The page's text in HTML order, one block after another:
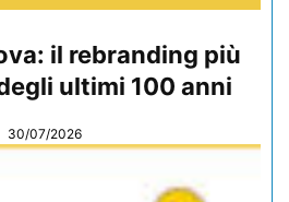
il rebranding più
ultimi 100 anni
30/07/2026